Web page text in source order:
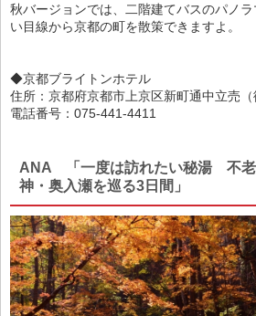
秋バージョンでは、二階建てバスのパノ
い目線から京都の町を散策できますよ。
◆京都ブライトンホテル
住所：京都府京都市上京区新町通中立売（
電話番号：075-441-4411
ANA 「一度は訪れたい秘湯 不老
神・奥入瀬を巡る3日間」